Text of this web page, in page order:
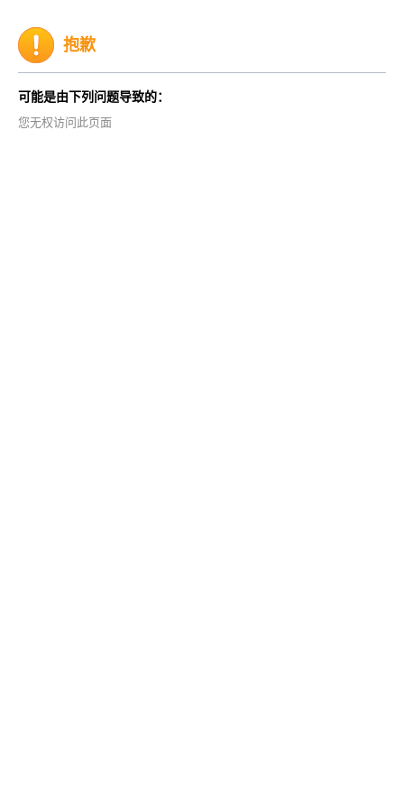
抱歉
可能是由下列问题导致的：
您无权访问此页面